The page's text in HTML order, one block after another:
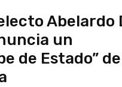
Abelardo
un
de Estado” de